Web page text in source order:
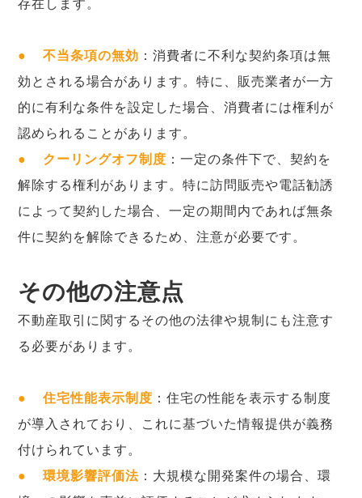
存在します。
●不当条項の無効 ：消費者に不利な契約条項は無
効とされる場合があります。特に、販売業者が一方
的に有利な条件を設定した場合、消費者には権利が
認められることがあります。
● クーリングオフ制度 ：一定の条件下で、契約を
解除する権利があります。特に訪問販売や電話勧誘
によって契約した場合、一定の期間内であれば無条
件に契約を解除できるため、注意が必要です。
その他の注意点
不動産取引に関するその他の法律や規制にも注意す
る必要があります。
●住宅性能表示制度 ：住宅の性能を表示する制度
が導入されており、これに基づいた情報提供が義務
付けられています。
●環境影響評価法 ：大規模な開発案件の場合、環